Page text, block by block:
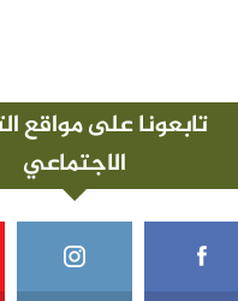
تابعونا على مواقع
الاجتماعي